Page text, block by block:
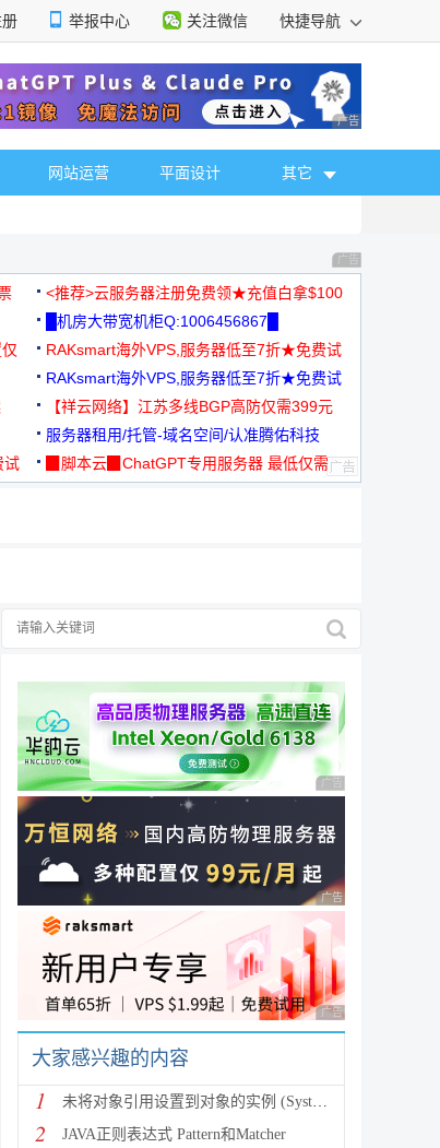
举报中心 关注微信 快捷导航
广告 商业广告，理
网站运营 平面设计 其它
广告 商业广告，理
<推荐>云服务器注册免费领★充值白拿$100
█机房大带宽机柜Q:1006456867█
RAKsmart海外VPS,服务器低至7折★免费试
用★
RAKsmart海外VPS,服务器低至7折★免费试
用★
【祥云网络】江苏多线BGP高防仅需399元
服务器租用/托管-域名空间/认准腾佑科技
试
▉脚本云▉ChatGPT专用服务器 最低仅需
广告 商业广告，理性
广告 商业广告，理性
广告 商业广告，理性
大家感兴趣的内容
1 未将对象引用设置到对象的实例 (System.NullRef
2 JAVA正则表达式 Pattern和Matcher